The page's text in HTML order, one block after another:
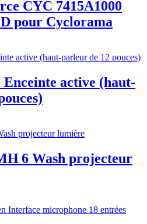
CYC 7415A1000
pour Cyclorama
Enceinte active (haut-
6 Wash projecteur